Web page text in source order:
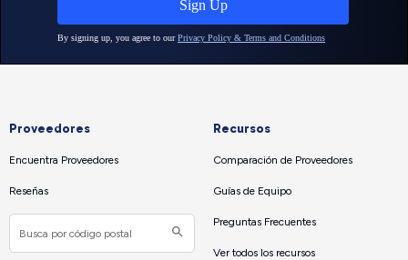
Proveedores
Encuentra Proveedores
Reseñas
Recursos
Comparación de Proveedores
Guías de Equipo
Preguntas Frecuentes
Ver todos los recursos